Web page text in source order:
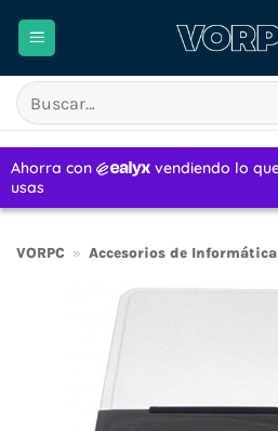
Buscar
por:
VORPC » Accesorios de Informática